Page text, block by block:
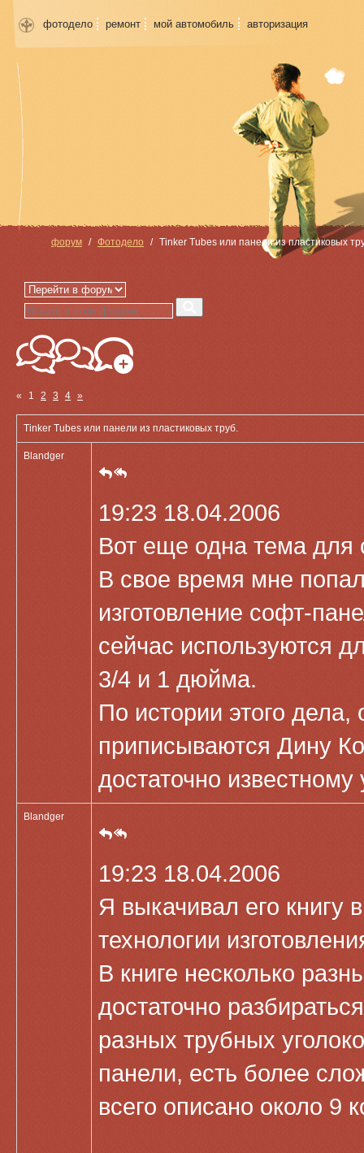
фотодело ремонт мой автомобиль авторизация
форум Фотодело Tinker Tubes или панели из пластиковых
« 1 2 3 4 »
Tinker Tubes или панели из пластиковых труб.
Blandger
19:23 18.04.2006
Вот еще одна тема для
В свое время мне
изготовление софт-
сейчас используются
3/4 и 1 дюйма.
По истории этого
приписываются Дину
достаточно
Blandger
19:23 18.04.2006
Я выкачивал его книгу
технологии
В книге несколько
достаточно
разных трубных
панели, есть более
всего описано около 9